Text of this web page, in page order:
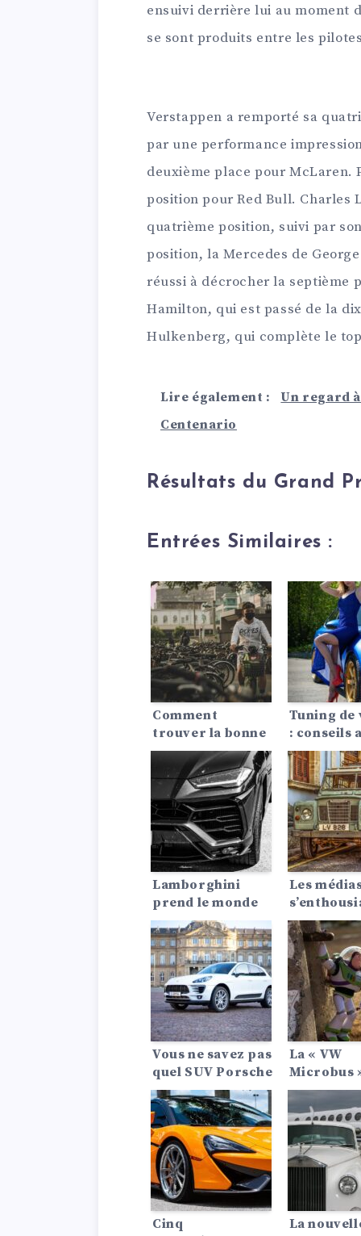
ensuivi derrière lui au moment
se sont produits entre les
Verstappen a remporté sa
par une performance
deuxième place pour McLaren.
position pour Red Bull. Charles
quatrième position, suivi par
position, la Mercedes de
réussi à décrocher la septième
Hamilton, qui est passé de la
Hulkenberg, qui complète le
Lire également :
Un regard
Centenario
Résultats du Grand
Entrées Similaires :
Comment
trouver la bonne
position assise en
voiture !
Tuning
: conseils
Lamborghini
prend le monde
d’assaut avec la
tournée de l’Urus
SE
Les
pour le
Rover
2024.
qu’il faut
Vous ne savez pas
quel SUV Porsche
choisir ? Voici
une comparaison
entre le Porsche
Cayenne 2024 et
le Porsche
Macan.
La « VW
Microbus
électrique
ID.Buzz
peine
attendue.
Cinq
La